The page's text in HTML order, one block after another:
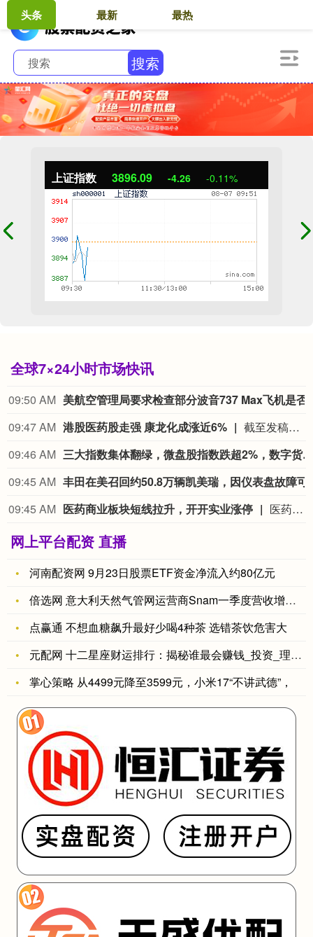
搜索
上证指数 3896.09 -4.26 -0.11%
全球7×24小时市场快讯
09:50 AM
09:47 AM 港股医药股走强 康龙化成涨近6%
截至发稿，康龙化成(03759.HK)涨5.63%，药明康德(02359.HK)涨3.34%，药明生物(02269.HK)涨3.04%。
09:46 AM
三大指数集体翻绿，微盘股指数跌超2%，数字货币、软件开发、游戏、影视等方向跌幅居前，沪深京三市下跌个股超4700只。
09:45 AM
09:45 AM 医药商业板块短线拉升，开开实业涨停 医药商业板块短线拉升，开开实业涨停，瑞康医药、人民同泰、合富中国、华人健康、塞力医疗等纷纷走高。
网上平台配资 直播
河南配资网 9月23日股票ETF资金净流入约80亿元
倍选网 意大利天然气管网运营商Snam一季度营收增长3%，确
点赢通 不想血糖飙升最好少喝4种茶 选错茶饮危害大
元配网 十二星座财运排行：揭秘谁最会赚钱_投资_理财_双子座
掌心策略 从4499元降至3599元，小米17“不讲武德”，
头条 最新 最热